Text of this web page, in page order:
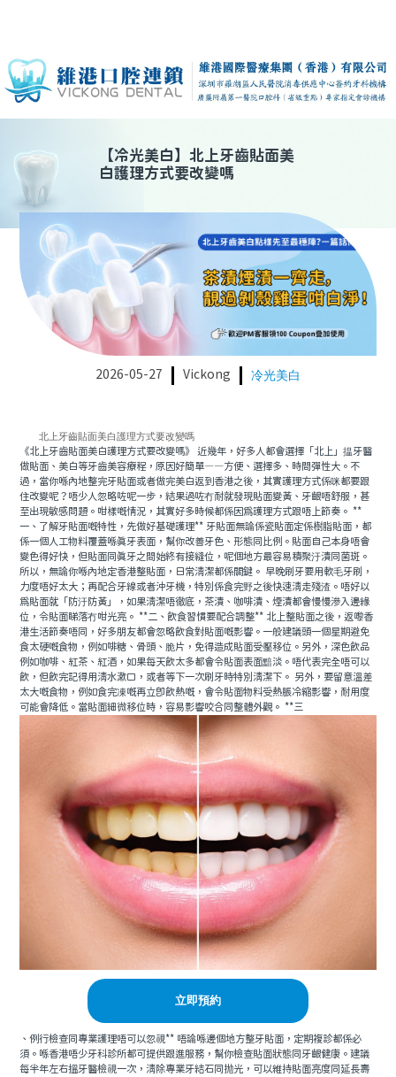
【冷光美白】 北上牙齒貼面美
白護理方式要改變嗎
2026-05-27 Vickong 冷光美白
北上牙齒貼面美白護理方式要改變嗎
《北上牙齒貼面美白護理方式要改變嗎》 近幾年，好多人都會選擇「北上」揾牙醫
做貼面、美白等牙齒美容療程，原因好簡單——方便、選擇多、時間彈性大。不
過，當你喺內地整完牙貼面或者做完美白返到香港之後，其實護理方式係咪都要跟
住改變呢？唔少人忽略咗呢一步，結果過咗冇耐就發現貼面變黃、牙齦唔舒服，甚
至出現敏感問題。咁樣嘅情況，其實好多時候都係因爲護理方式跟唔上節奏。 **
一、了解牙貼面嘅特性，先做好基礎護理** 牙貼面無論係瓷貼面定係樹脂貼面，都
係一個人工物料覆蓋喺真牙表面，幫你改善牙色、形態同比例。貼面自己本身唔會
變色得好快，但貼面同真牙之間始終有接縫位，呢個地方最容易積聚汙漬同菌斑。
所以，無論你喺內地定香港整貼面，日常清潔都係關鍵。 早晚刷牙要用軟毛牙刷，
力度唔好太大；再配合牙線或者沖牙機，特別係食完野之後快速清走殘渣。唔好以
爲貼面就「防汙防黃」，如果清潔唔徹底，茶漬、咖啡漬、煙漬都會慢慢滲入邊緣
位，令貼面睇落冇咁光亮。 **二、飲食習慣要配合調整** 北上整貼面之後，返嚟香
港生活節奏唔同，好多朋友都會忽略飲食對貼面嘅影響。一般建議頭一個星期避免
食太硬嘅食物，例如啡糖、骨頭、脆片，免得造成貼面受壓移位。另外，深色飲品
例如咖啡、紅茶、紅酒，如果每天飲太多都會令貼面表面黯淡。唔代表完全唔可以
飲，但飲完記得用清水漱口，或者等下一次刷牙時特別清潔下。 另外，要留意溫差
太大嘅食物，例如食完凍嘅再立即飲熱嘅，會令貼面物料受熱脹冷縮影響，耐用度
可能會降低。當貼面細微移位時，容易影響咬合同整體外觀。 **三
立即預約
、例行檢查同專業護理唔可以忽視** 唔論喺邊個地方整牙貼面，定期複診都係必
須。喺香港唔少牙科診所都可提供跟進服務，幫你檢查貼面狀態同牙齦健康。建議
每半年左右搵牙醫檢視一次，清除專業牙結石同抛光，可以維持貼面亮度同延長壽